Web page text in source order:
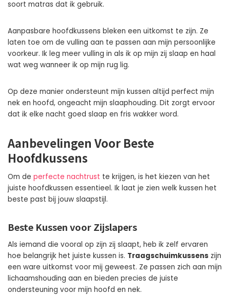
soort matras dat ik gebruik.
Aanpasbare hoofdkussens bleken een uitkomst te zijn. Ze
laten toe om de vulling aan te passen aan mijn persoonlijke
voorkeur. Ik leg meer vulling in als ik op mijn zij slaap en haal
wat weg wanneer ik op mijn rug lig.
Op deze manier ondersteunt mijn kussen altijd perfect mijn
nek en hoofd, ongeacht mijn slaaphouding. Dit zorgt ervoor
dat ik elke nacht goed slaap en fris wakker word.
Aanbevelingen Voor Beste
Hoofdkussens
Om de perfecte nachtrust te krijgen, is het kiezen van het
juiste hoofdkussen essentieel. Ik laat je zien welk kussen het
beste past bij jouw slaapstijl.
Beste Kussen voor Zijslapers
Als iemand die vooral op zijn zij slaapt, heb ik zelf ervaren
hoe belangrijk het juiste kussen is. Traagschuimkussens zijn
een ware uitkomst voor mij geweest. Ze passen zich aan mijn
lichaamshouding aan en bieden precies de juiste
ondersteuning voor mijn hoofd en nek.